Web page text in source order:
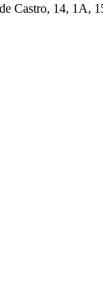
Castro, 14, 1A,